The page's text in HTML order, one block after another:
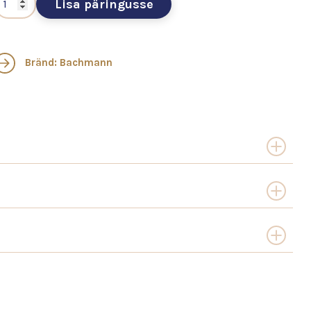
Lisa päringusse
Bränd: Bachmann